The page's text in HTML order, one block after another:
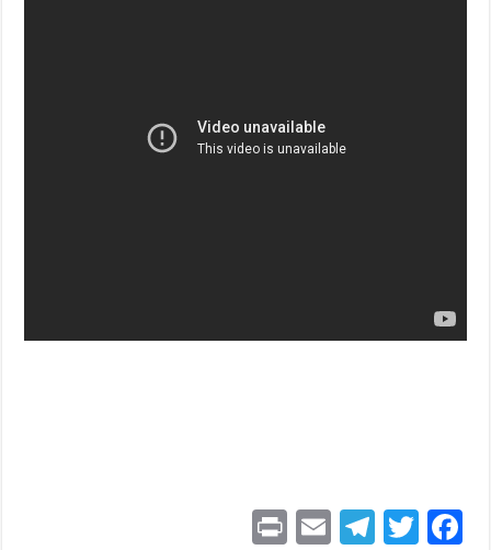
F
T
T
E